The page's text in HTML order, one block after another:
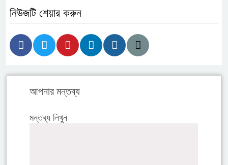
নিউজটি শেয়ার করুন
আপনার মন্তব্য
মন্তব্য লিখুন